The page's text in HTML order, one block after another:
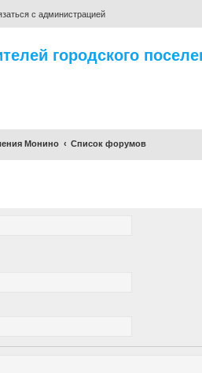
с администрацией
городского
Монино Список форумов